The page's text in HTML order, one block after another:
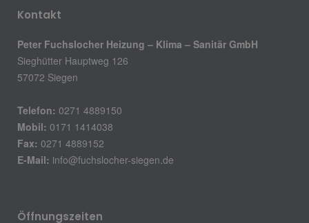
Kontakt
Peter Fuchslocher Heizung – Klima – Sanitär GmbH
Sieghütter Hauptweg 126
57072 Siegen
Telefon: 0271 4889150
Mobil: 0171 1414038
Fax: 0271 4889152
E-Mail: info@fuchslocher-siegen.de
Öffnungszeiten